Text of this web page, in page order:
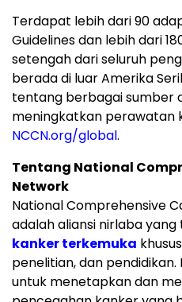
Terdapat lebih dari 90
Guidelines dan lebih dari
setengah dari seluruh
berada di luar Amerika
tentang berbagai sumber
meningkatkan perawatan
NCCN.org/global.
Tentang National
Network
National Comprehensive
adalah aliansi nirlaba
kanker terkemuka
penelitian, dan
untuk menetapkan dan